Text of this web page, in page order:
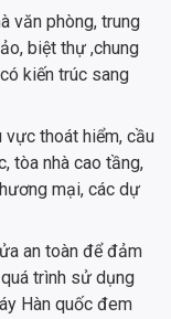
văn phòng, trung
biệt thự ,chung
kiến trúc sang
vực thoát hiểm, cầu
tòa nhà cao tầng,
mại, các dự
an toàn để đảm
trình sử dụng
Hàn quốc đem